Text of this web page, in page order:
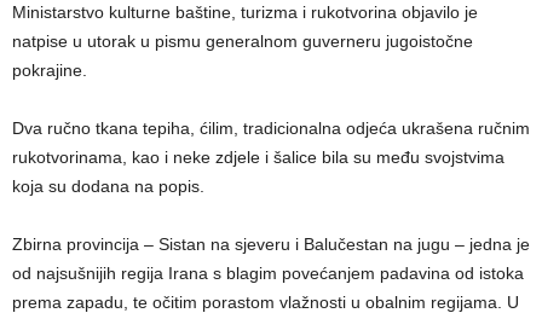
Ministarstvo kulturne baštine, turizma i rukotvorina objavilo je
natpise u utorak u pismu generalnom guverneru jugoistočne
pokrajine.
Dva ručno tkana tepiha, ćilim, tradicionalna odjeća ukrašena ručnim
rukotvorinama, kao i neke zdjele i šalice bila su među svojstvima
koja su dodana na popis.
Zbirna provincija – Sistan na sjeveru i Balučestan na jugu – jedna je
od najsušnijih regija Irana s blagim povećanjem padavina od istoka
prema zapadu, te očitim porastom vlažnosti u obalnim regijama. U